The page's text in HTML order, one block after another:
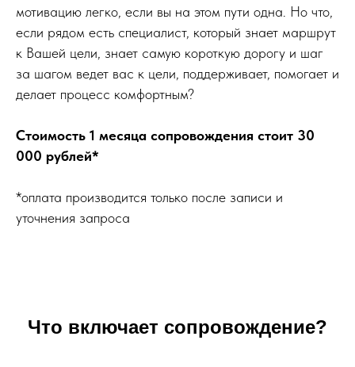
мотивацию легко, если вы на этом пути одна. Но что,
если рядом есть специалист, который знает маршрут
к Вашей цели, знает самую короткую дорогу и шаг
за шагом ведет вас к цели, поддерживает, помогает и
делает процесс комфортным?
Стоимость 1 месяца сопровождения стоит 30
000 рублей*
*оплата производится только после записи и
уточнения запроса
Что включает сопровождение?